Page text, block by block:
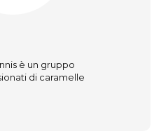
è un gruppo
di caramelle